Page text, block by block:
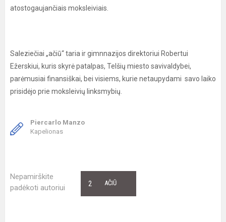
atostogaujančiais moksleiviais.
Saleziečiai „ačiū“ taria ir gimnnazijos direktoriui Robertui
Ežerskiui, kuris skyrė patalpas, Telšių miesto savivaldybei,
parėmusiai finansiškai, bei visiems, kurie netaupydami savo laiko
prisidėjo prie moksleivių linksmybių.
Piercarlo Manzo
Kapelionas
Nepamirškite
padėkoti autoriui
AČIŪ
2